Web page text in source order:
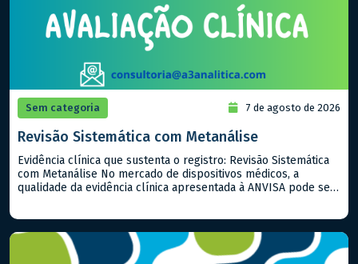
Sem categoria 7 de agosto de 2026
Revisão Sistemática com Metanálise
Evidência clínica que sustenta o registro: Revisão Sistemática
com Metanálise No mercado de dispositivos médicos, a
qualidade da evidência clínica apresentada à ANVISA pode ser
Metanálise é a […]